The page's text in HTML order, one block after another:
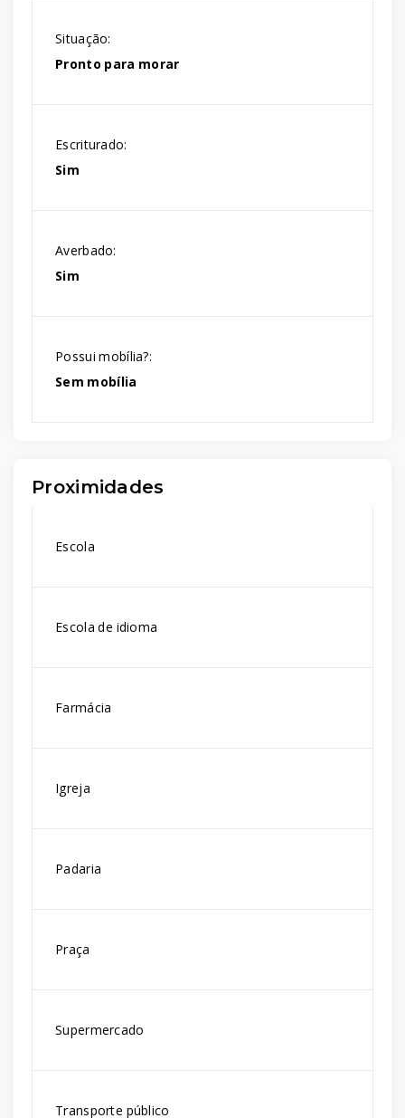
Situação:
Pronto para morar
Escriturado:
Sim
Averbado:
Sim
Possui mobília?:
Sem mobília
Proximidades
Escola
Escola de idioma
Farmácia
Igreja
Padaria
Praça
Supermercado
Transporte público